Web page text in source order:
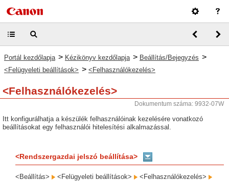
Portál kezdőlapja > Kézikönyv kezdőlapja > Beállítás/Bejegyzés >
<Felügyeleti beállítások> > <Felhasználókezelés>
<Felhasználókezelés>
Dokumentum száma: 9932-07W
Itt konfigurálhatja a készülék felhasználóinak kezelésére vonatkozó
beállításokat egy felhasználói hitelesítési alkalmazással.
<Rendszergazdai jelszó beállítása>
<Beállítás> <Felügyeleti beállítások>
<Felhasználókezelés>